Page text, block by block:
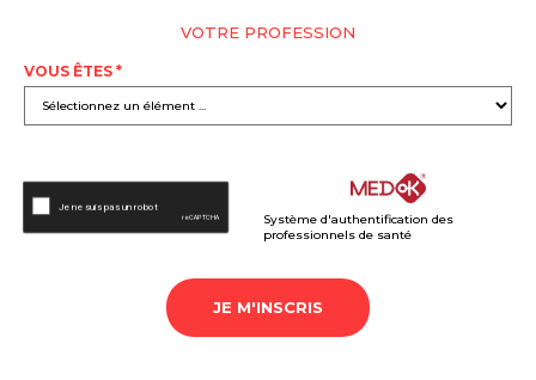
VOTRE PROFESSION
VOUS ÊTES *
Système d'authentification des
professionnels de santé
JE M'INSCRIS